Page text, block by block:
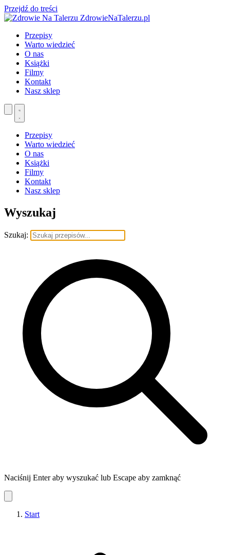
Przejdź do treści
ZdrowieNaTalerzu.pl
Przepisy
Warto wiedzieć
O nas
Książki
Filmy
Kontakt
Nasz sklep
Przepisy
Warto wiedzieć
O nas
Książki
Filmy
Kontakt
Nasz sklep
Wyszukaj
Szukaj:
Naciśnij Enter aby wyszukać lub Escape aby zamknąć
Start